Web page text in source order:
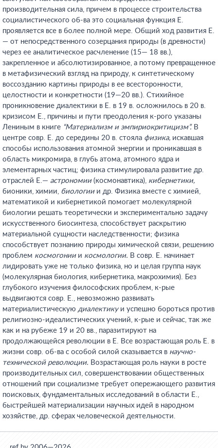
производительная сила, причем в процессе строительства
социалистического об-ва это социальная функция Е.
проявляется все в более полной мере. Общий ход развития Е.
— от непосредственного созерцания природы (в древности)
через ее аналитическое расчленение (15— 18 вв.),
закрепленное и абсолютизированное, а потому превращенное
в метафизический взгляд на природу, к синтетическому
воссозданию картины природы в ее всесторонности,
целостности и конкретности (19—20 вв.). Стихийное
проникновение диалектики в Е. в 19 в. осложнилось в 20 в.
кризисом Е., причины и пути преодоления к-рого указаны
Лениным в книге “Материализм и эмпириокритицизм”. В
центре совр. Е. до середины 20 в. стояла физика, искавшая
способы использования атомной энергии и проникавшая в
область микромира, в глубь атома, атомного ядра и
элементарных частиц; физика стимулировала развитие др.
отраслей Е.— астрономии(космонавтика), кибернетики,
бионики, химии, биологиии др. Физика вместе с химией,
математикой и кибернетикой помогает молекулярной
биологии решать теоретически и экспериментально задачу
искусственного биосинтеза, способствует раскрытию
материальной сущности наследственности; физика
способствует познанию природы химической связи, решению
проблем космогониии космологии. В совр. Е. начинает
лидировать уже не только физика, но и целая группа наук
(молекулярная биология, кибернетика, макрохимия). Без
глубокого изучения философских проблем, к-рые
выдвигаются совр. Е., невозможно развивать
материалистическую диалектикуи успешно бороться против
религиозно-идеалистических учений, к-рые и сейчас, так же
как и на рубеже 19 и 20 вв., паразитируют на
продолжающейся революции в Е. Все возрастающая роль Е. в
жизни совр. об-ва с особой силой сказывается в научно-
технической революции. Возрастающая роль науки в росте
производительных сил, совершенствовании общественных
отношений при социализме требует опережающего развития
поисковых, фундаментальных исследований в области Е.,
быстрейшей материализации научных идей в народном
хозяйстве, др. сферах человеческой деятельности.